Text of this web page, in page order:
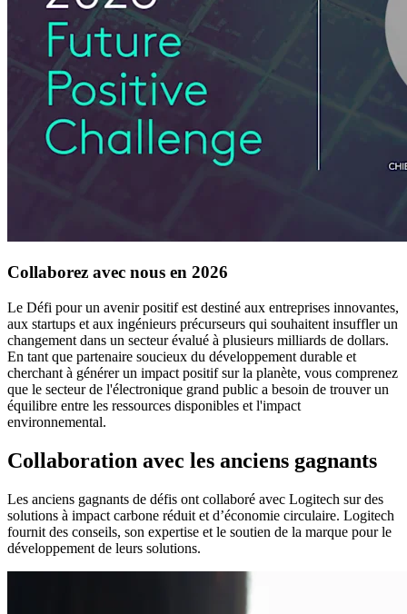
Collaborez avec nous en 2026
Le Défi pour un avenir positif est destiné aux entreprises innovantes,
aux startups et aux ingénieurs précurseurs qui souhaitent insuffler un
changement dans un secteur évalué à plusieurs milliards de dollars.
En tant que partenaire soucieux du développement durable et
cherchant à générer un impact positif sur la planète, vous comprenez
que le secteur de l'électronique grand public a besoin de trouver un
équilibre entre les ressources disponibles et l'impact
environnemental.
Collaboration avec les anciens gagnants
Les anciens gagnants de défis ont collaboré avec Logitech sur des
solutions à impact carbone réduit et d’économie circulaire. Logitech
fournit des conseils, son expertise et le soutien de la marque pour le
développement de leurs solutions.